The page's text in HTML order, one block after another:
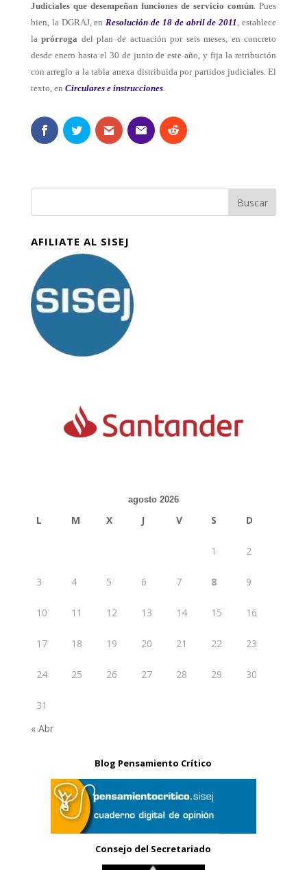
Judiciales que desempeñan funciones de servicio común. Pues
bien, la DGRAJ, enResolución de 18 de abril de 2011 , establece
laprórroga del plan de actuación por seis meses, en concreto
desde enero hasta el 30 de junio de este año, y fija la retribución
con arreglo a la tabla anexa distribuida por partidos judiciales. El
texto, en Circulares e instrucciones.
AFILIATE AL SISEJ
agosto 2026
L M X J V S D
1 2
3 4 5 6 7 8 9
10 11 12 13 14 15 16
17 18 19 20 21 22 23
24 25 26 27 28 29 30
31
« Abr
Blog Pensamiento Crítico
Consejo del Secretariado